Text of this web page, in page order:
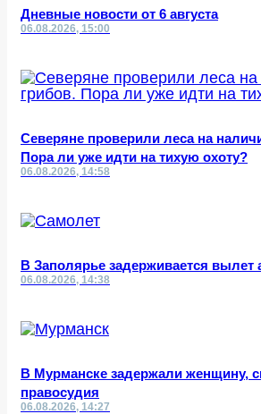
Дневные новости от 6 августа
06.08.2026, 15:00
Северяне проверили леса на
Пора ли уже идти на тихую охоту?
06.08.2026, 14:58
В Заполярье задерживается вылет
06.08.2026, 14:38
В Мурманске задержали женщину,
правосудия
06.08.2026, 14:27